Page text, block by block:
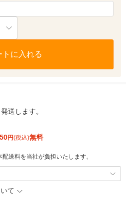
トに入れる
送します。
円(税込)無料
送料を当社が負担いたします。
て